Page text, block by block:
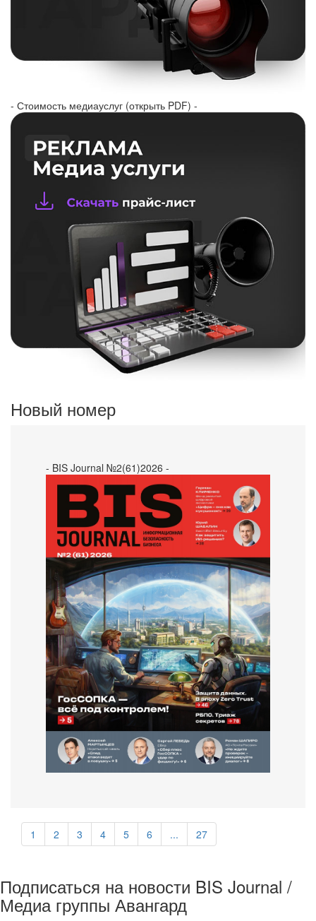
- Стоимость медиауслуг (открыть PDF) -
Новый номер
- BIS Journal №2(61)2026 -
1 2 3 4 5 6 ... 27
Подписаться на новости BIS Journal /
Медиа группы Авангард